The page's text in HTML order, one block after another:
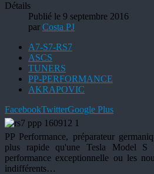
Détails
Publié le 9 septembre 2016
par Costa PJ
A7-S7-RS7
ASCS
TUNERS
PP-PERFORMANCE
AKRAPOVIC
FacebookTwitterGoogle Plus
PP Performance, préparateur
plus rapide qu'une Tesla Model
performance exceptionnelle ou les
indifférents…